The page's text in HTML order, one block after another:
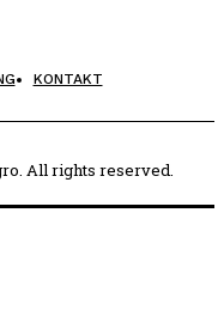
KONTAKT
All rights reserved.